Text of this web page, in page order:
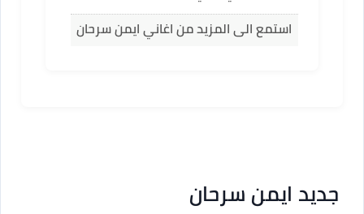
استمع الى المزيد من اغاني ايمن سرحان
جديد ايمن سرحان